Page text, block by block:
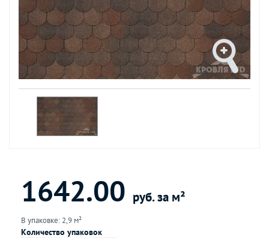
1642.00 руб. за м²
В упаковке: 2,9 м²
Количество упаковок